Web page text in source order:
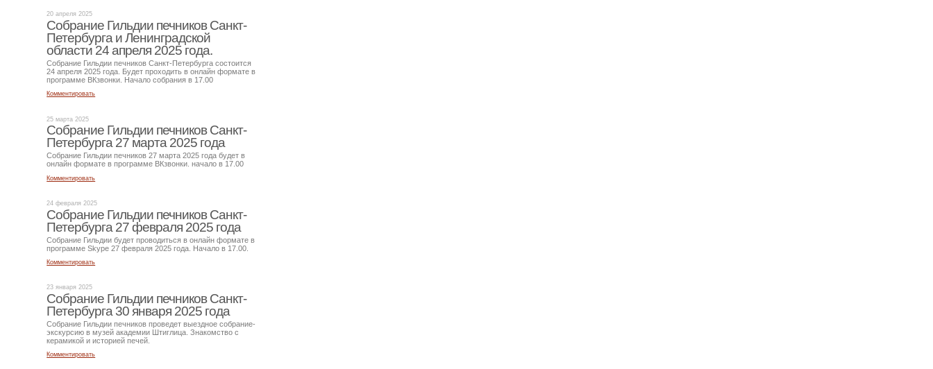
20 апреля 2025
Собрание Гильдии печников Санкт-
Петербурга и Ленинградской
области 24 апреля 2025 года.
Собрание Гильдии печников Санкт-Петербурга состоится
24 апреля 2025 года. Будет проходить в онлайн формате в
программе ВКзвонки. Начало собрания в 17.00
Комментировать
25 марта 2025
Собрание Гильдии печников Санкт-
Петербурга 27 марта 2025 года
Собрание Гильдии печников 27 марта 2025 года будет в
онлайн формате в программе ВКзвонки. начало в 17.00
Комментировать
24 февраля 2025
Собрание Гильдии печников Санкт-
Петербурга 27 февраля 2025 года
Собрание Гильдии будет проводиться в онлайн формате в
программе Skype 27 февраля 2025 года. Начало в 17.00.
Комментировать
23 января 2025
Собрание Гильдии печников Санкт-
Петербурга 30 января 2025 года
Собрание Гильдии печников проведет выездное собрание-
экскурсию в музей академии Штиглица. Знакомство с
керамикой и историей печей.
Комментировать